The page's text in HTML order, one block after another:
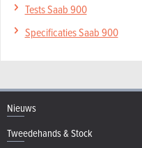
Tests Saab 900
Specificaties Saab 900
Nieuws
Tweedehands & Stock